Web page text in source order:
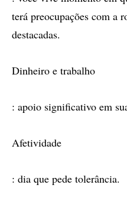
terá preocupações com a
destacadas.
Dinheiro e trabalho
: apoio significativo em
Afetividade
: dia que pede tolerância.